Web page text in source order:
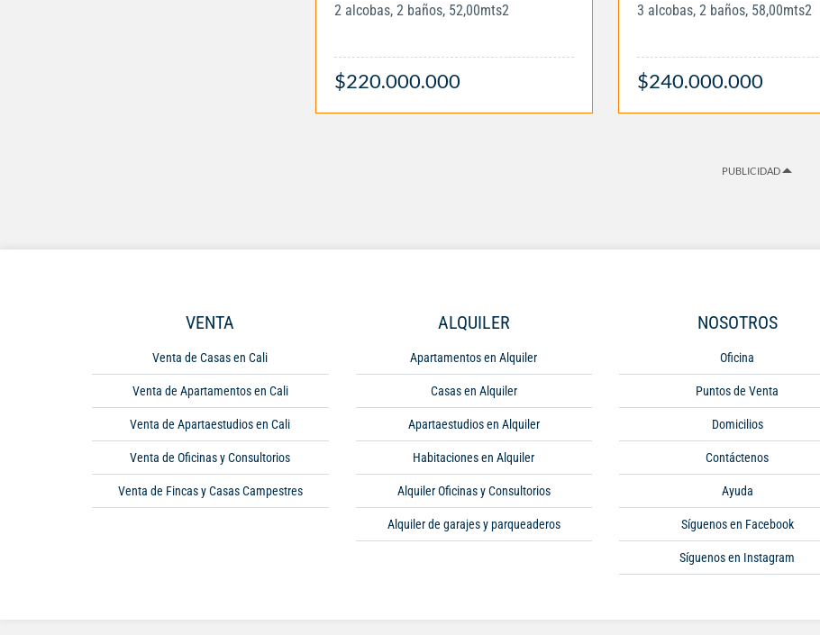
2 alcobas, 2 baños, 52,00mts2
$220.000.000
3 alcobas, 2 baños, 58,00mts2
$240.000.000
PUBLICIDAD
VENTA
Venta de Casas en Cali
Venta de Apartamentos en Cali
Venta de Apartaestudios en Cali
Venta de Oficinas y Consultorios
Venta de Fincas y Casas Campestres
ALQUILER
Apartamentos en Alquiler
Casas en Alquiler
Apartaestudios en Alquiler
Habitaciones en Alquiler
Alquiler Oficinas y Consultorios
Alquiler de garajes y parqueaderos
NOSOTROS
Oficina
Puntos de Venta
Domicilios
Contáctenos
Ayuda
Síguenos en Facebook
Síguenos en Instagram